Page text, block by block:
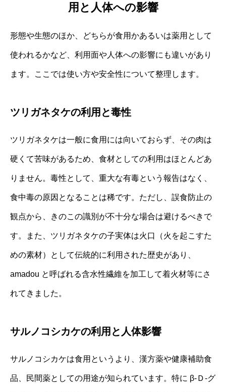
用と人体への影響
形態や生態のほか、どちらが食用かあるいは薬用として
使われるかなど、利用面や人体への影響にも違いがあり
ます。ここでは使い方や安全性について整理します。
ツリガネタケの利用と毒性
ツリガネタケは一般に食用には向いておらず、その肉は
硬くて苦味があるため、食材としての利用はほとんどあ
りません。毒性として、重大な有毒という報告はなく、
食中毒の原因となることは稀です。ただし、誤食防止の
観点から、きのこの識別が不十分な場合は避けるべきで
す。また、ツリガネタケの子実体は火口（火を起こすた
めの素材）として伝統的に利用された歴史があり、
amadou と呼ばれる含水性繊維を加工して着火材等にさ
れてきました。
サルノコシカケの利用と人体影響
サルノコシカケは食用というより、漢方薬や健康補助食
品、民間薬としての用途が知られています。特に β-Ｄ-グ